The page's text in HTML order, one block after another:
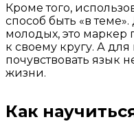
Кроме того,
способ быть «в
молодых, это маркер
к своему кругу. А
почувствовать язык
жизни.
Как